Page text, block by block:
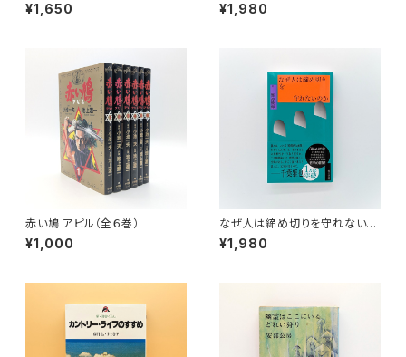
¥1,650 ¥1,980
赤い鳩 アピル（全６巻）
¥1,000
なぜ人は締め切りを守れないの
か
¥1,980